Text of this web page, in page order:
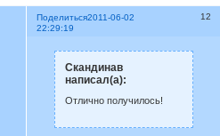
Поделиться 12
2011-06-02
22:29:19
Скандинав
написал(а):
Отлично получилось!